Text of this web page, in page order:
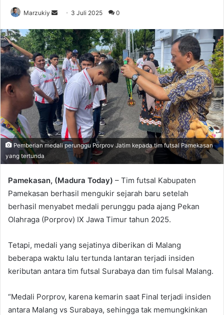
Marzukiy
n
d
a
n
e
m
i
l
3 Juli 2025 0
Pemberian medali perunggu Porprov Jatim kepada tim futsal Pamekasan
yang tertunda
Pamekasan, (Madura Today) – Tim futsal Kabupaten
Pamekasan berhasil mengukir sejarah baru setelah
berhasil menyabet medali perunggu pada ajang Pekan
Olahraga (Porprov) IX Jawa Timur tahun 2025.
Tetapi, medali yang sejatinya diberikan di Malang
beberapa waktu lalu tertunda lantaran terjadi insiden
keributan antara tim futsal Surabaya dan tim fulsal Malang.
“Medali Porprov, karena kemarin saat Final terjadi insiden
antara Malang vs Surabaya, sehingga tak memungkinkan